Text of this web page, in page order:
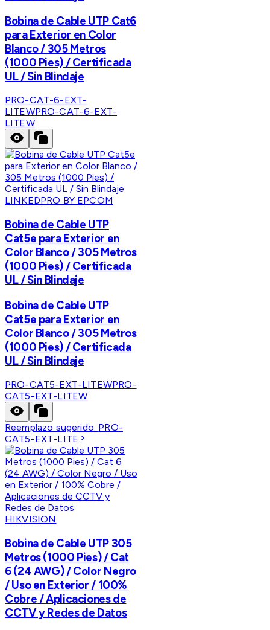
Bobina de Cable UTP Cat6
para Exterior en Color
Blanco / 305 Metros
(1000 Pies) / Certificada
UL / Sin Blindaje
PRO-CAT-6-EXT-
LITEWPRO-CAT-6-EXT-
LITEW
LINKEDPRO BY EPCOM
Bobina de Cable UTP
Cat5e para Exterior en
Color Blanco / 305 Metros
(1000 Pies) / Certificada
UL / Sin Blindaje
Bobina de Cable UTP
Cat5e para Exterior en
Color Blanco / 305 Metros
(1000 Pies) / Certificada
UL / Sin Blindaje
PRO-CAT5-EXT-LITEWPRO-
CAT5-EXT-LITEW
Reemplazo sugerido: PRO-
CAT5-EXT-LITE
HIKVISION
Bobina de Cable UTP 305
Metros (1000 Pies) / Cat
6 (24 AWG) / Color Negro
/ Uso en Exterior / 100%
Cobre / Aplicaciones de
CCTV y Redes de Datos